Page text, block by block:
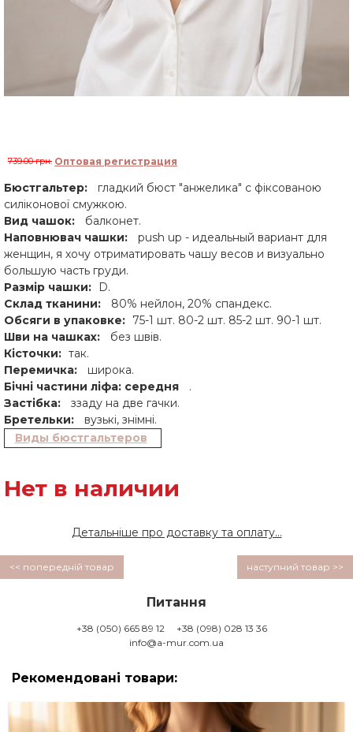
739.00 грн. Оптовая регистрация
Бюстгальтер:
гладкий бюст "анжелика" с фіксованою
силіконової смужкою.
Вид чашок:
балконет.
Наповнювач чашки:
push up - идеальный вариант для
женщин, я хочу отриматировать чашу весов и визуально
большую часть груди.
Размір чашки:
D.
Склад тканини:
80% нейлон, 20% спандекс.
Обсяги в упаковке: 75-1 шт. 80-2 шт. 85-2 шт. 90-1 шт.
Шви на чашках:
без швів.
Кісточки: так.
Перемичка:
широка.
Бічні частини ліфа: середня
.
Застібка:
ззаду на две гачки.
Бретельки:
вузькі, знімні.
Виды бюстгальтеров
Нет в наличии
Детальніше про доставку та оплату...
<< попередній товар наступний товар >>
Питання
+38 (050) 665 89 12
+38 (098) 028 13 36
info@a-mur.com.ua
Рекомендовані товари: